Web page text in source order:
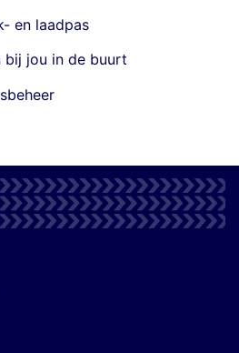
en laadpas
bij jou in de buurt